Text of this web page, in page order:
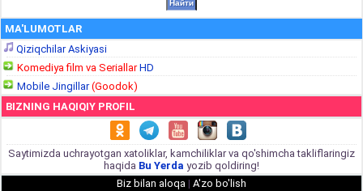
MA'LUMOTLAR
Qiziqchilar Askiyasi
Komediya film va SeriallarHD
Mobile Jingillar(Goodok)
BIZNING HAQIQIY PROFIL
Saytimizda uchrayotgan xatoliklar, kamchiliklar va qo'shimcha takliflaringiz
haqida Bu Yerda yozib qoldiring!
Biz bilan aloqa | A'zo bo'lish